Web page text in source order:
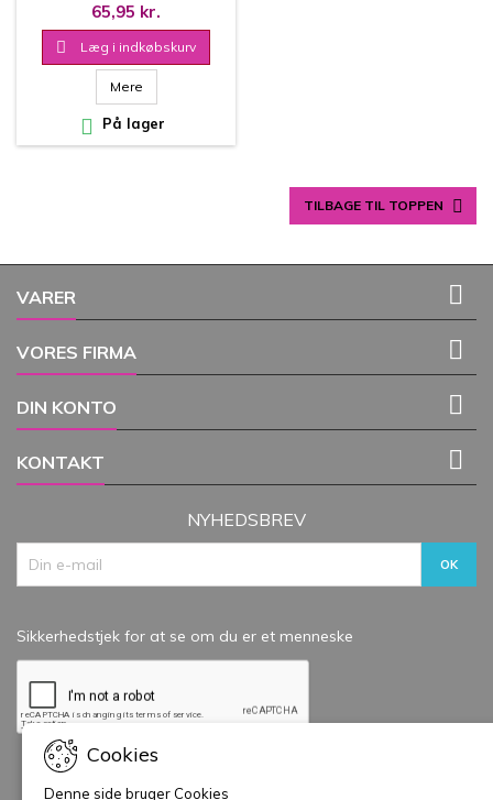
65,95 kr.
 Læg i indkøbskurv
Mere
 På lager
TILBAGE TIL TOPPEN 
VARER 
VORES FIRMA 
DIN KONTO 
KONTAKT 
Cookies
Denne side bruger Cookies
NYHEDSBREV
Sikkerhedstjek for at se om du er et menneske